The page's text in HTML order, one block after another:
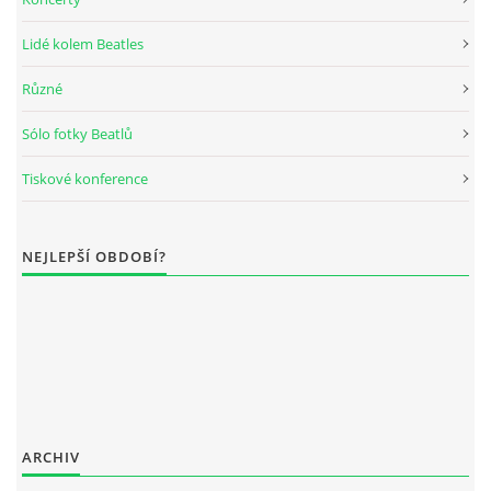
DISKOGRAFIE - BOOTLEGY I
DISKOGRAFIE - BOOTLEGY III
Lidé kolem Beatles
Různé
Sólo fotky Beatlů
Tiskové konference
NEJLEPŠÍ OBDOBÍ?
ARCHIV